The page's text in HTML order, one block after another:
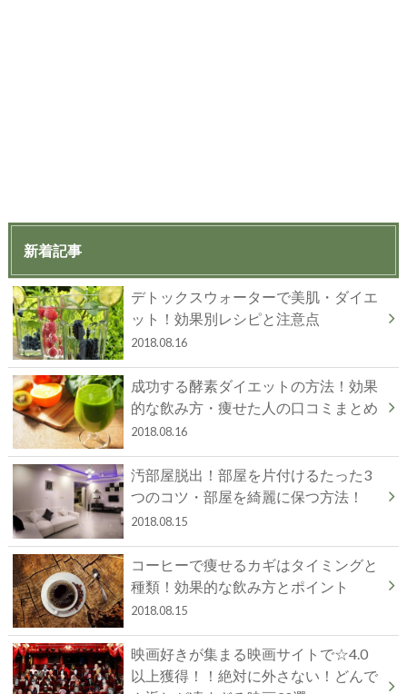
新着記事
デトックスウォーターで美肌・ダイエ
ット！効果別レシピと注意点
2018.08.16
成功する酵素ダイエットの方法！効果
的な飲み方・痩せた人の口コミまとめ
2018.08.16
汚部屋脱出！部屋を片付けるたった3
つのコツ・部屋を綺麗に保つ方法！
2018.08.15
コーヒーで痩せるカギはタイミングと
種類！効果的な飲み方とポイント
2018.08.15
映画好きが集まる映画サイトで☆4.0
以上獲得！！絶対に外さない！どんで